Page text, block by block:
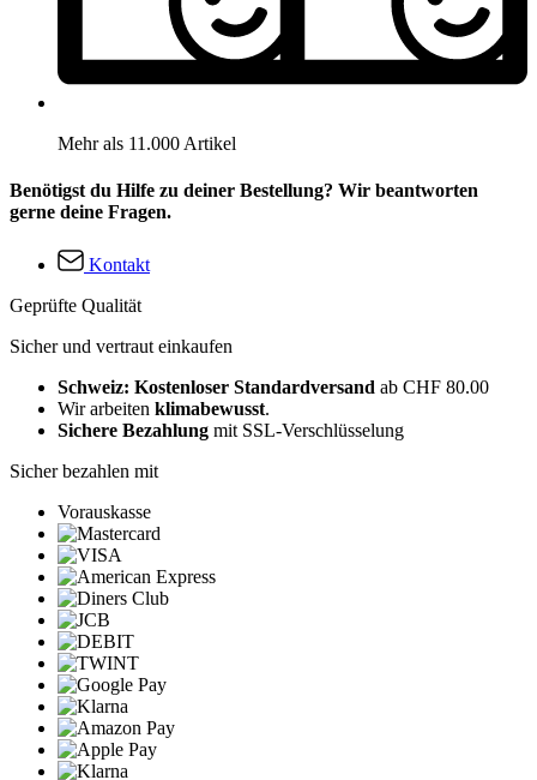
Mehr als 11.000 Artikel
Benötigst du Hilfe zu deiner Bestellung? Wir beantworten
gerne deine Fragen.
Kontakt
Geprüfte Qualität
Sicher und vertraut einkaufen
Schweiz: Kostenloser Standardversand ab CHF 80.00
Wir arbeiten klimabewusst.
Sichere Bezahlung mit SSL-Verschlüsselung
Sicher bezahlen mit
Vorauskasse